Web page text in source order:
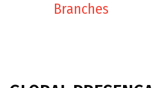
Branches